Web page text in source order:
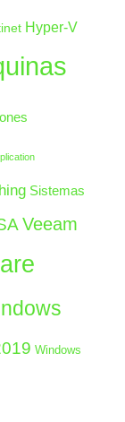
Hyper-V
Sistemas
Veeam
Windows